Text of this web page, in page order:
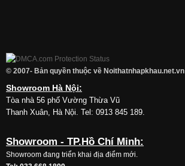
© 2007- Bản quyền thuộc về Noithatnhapkhau.net.vn
Showroom Hà Nội:
Tòa nhà 56 phố Vường Thừa Vũ
Thanh Xuân, Hà Nội. Tel: 0913 845 189.
Showroom - TP.Hồ Chí Minh:
Showroom đang triển khai địa điểm mới.